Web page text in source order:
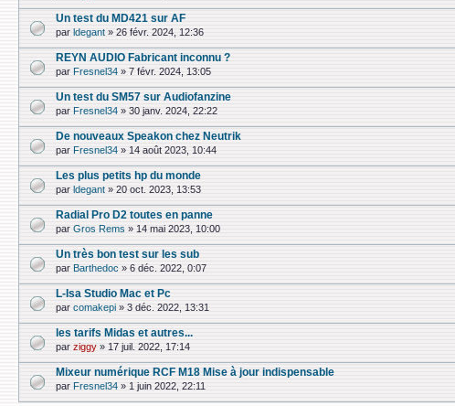
Un test du MD421 sur AF
par ldegant » 26 févr. 2024, 12:36
REYN AUDIO Fabricant inconnu ?
par Fresnel34 » 7 févr. 2024, 13:05
Un test du SM57 sur Audiofanzine
par Fresnel34 » 30 janv. 2024, 22:22
De nouveaux Speakon chez Neutrik
par Fresnel34 » 14 août 2023, 10:44
Les plus petits hp du monde
par ldegant » 20 oct. 2023, 13:53
Radial Pro D2 toutes en panne
par Gros Rems » 14 mai 2023, 10:00
Un très bon test sur les sub
par Barthedoc » 6 déc. 2022, 0:07
L-Isa Studio Mac et Pc
par comakepi » 3 déc. 2022, 13:31
les tarifs Midas et autres...
par ziggy » 17 juil. 2022, 17:14
Mixeur numérique RCF M18 Mise à jour indispensable
par Fresnel34 » 1 juin 2022, 22:11